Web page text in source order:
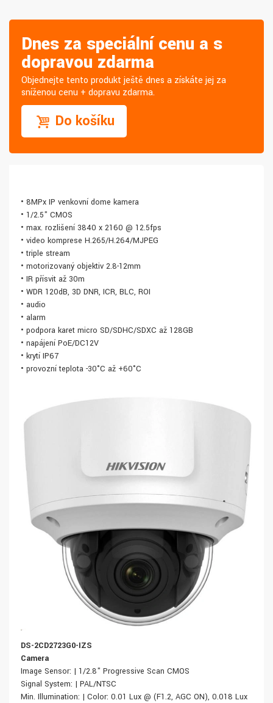
Dnes za speciální cenu a s
dopravou zdarma
Objednejte tento produkt ještě dnes a získáte jej za
sníženou cenu + dopravu zdarma.
Do košíku
• 8MPx IP venkovní dome kamera
• 1/2.5" CMOS
• max. rozlišení 3840 x 2160 @ 12.5fps
• video komprese H.265/H.264/MJPEG
• triple stream
• motorizovaný objektiv 2.8-12mm
• IR přísvit až 30m
• WDR 120dB, 3D DNR, ICR, BLC, ROI
• audio
• alarm
• podpora karet micro SD/SDHC/SDXC až 128GB
• napájení PoE/DC12V
• krytí IP67
• provozní teplota -30°C až +60°C
DS-2CD2723G0-IZS
Camera
Image Sensor: | 1/2.8" Progressive Scan CMOS
Signal System: | PAL/NTSC
Min. Illumination: | Color: 0.01 Lux @ (F1.2, AGC ON), 0.018 Lux